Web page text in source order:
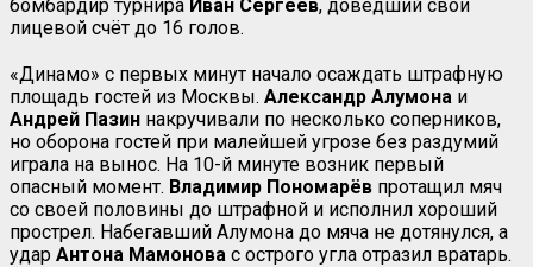
бомбардир турнира Иван Сергеев, доведший свои
лицевой счёт до 16 голов.
«Динамо» с первых минут начало осаждать штрафную
площадь гостей из Москвы. Александр Алумона и
Андрей Пазин накручивали по несколько соперников,
но оборона гостей при малейшей угрозе без раздумий
играла на вынос. На 10-й минуте возник первый
опасный момент. Владимир Пономарёв протащил мяч
со своей половины до штрафной и исполнил хороший
прострел. Набегавший Алумона до мяча не дотянулся, а
удар Антона Мамонова с острого угла отразил вратарь.